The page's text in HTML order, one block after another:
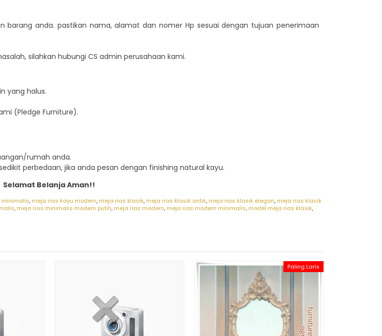
barang anda. pastikan nama, alamat dan nomer Hp sesuai dengan tujuan penerimaan
silahkan hubungi CS admin perusahaan kami.
yang halus.
(Pledge Furniture).
rumah anda.
perbedaan, jika anda pesan dengan finishing natural kayu.
Selamat Belanja Aman!!
minimalis, meja rias kayu modern, meja rias klasik, meja rias klasik antik, meja rias klasik elegan, meja rias klasik
, meja rias minimalis modern putih, meja rias modern, meja rias modern minimalis, model meja rias klasik,
Paling Laris